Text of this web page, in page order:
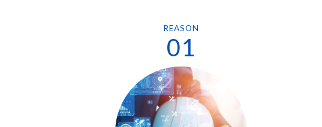
REASON
01